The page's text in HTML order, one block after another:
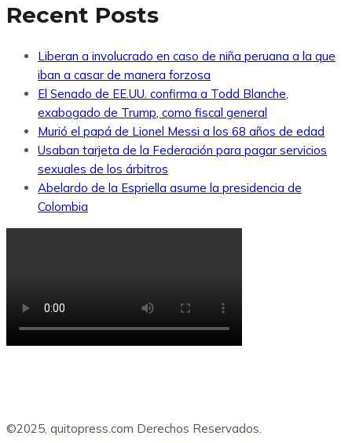
Recent Posts
Liberan a involucrado en caso de niña peruana a la que
iban a casar de manera forzosa
El Senado de EE.UU. confirma a Todd Blanche,
exabogado de Trump, como fiscal general
Murió el papá de Lionel Messi a los 68 años de edad
Usaban tarjeta de la Federación para pagar servicios
sexuales de los árbitros
Abelardo de la Espriella asume la presidencia de
Colombia
©2025, quitopress.com Derechos Reservados.